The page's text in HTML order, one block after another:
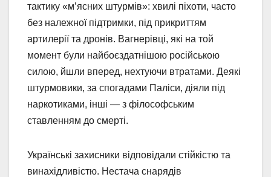
тактику «м’ясних штурмів»: хвилі піхоти, часто
без належної підтримки, під прикриттям
артилерії та дронів. Вагнерівці, які на той
момент були найбоєздатнішою російською
силою, йшли вперед, нехтуючи втратами. Деякі
штурмовики, за спогадами Паліси, діяли під
наркотиками, інші — з філософським
ставленням до смерті.
Українські захисники відповідали стійкістю та
винахідливістю. Нестача снарядів